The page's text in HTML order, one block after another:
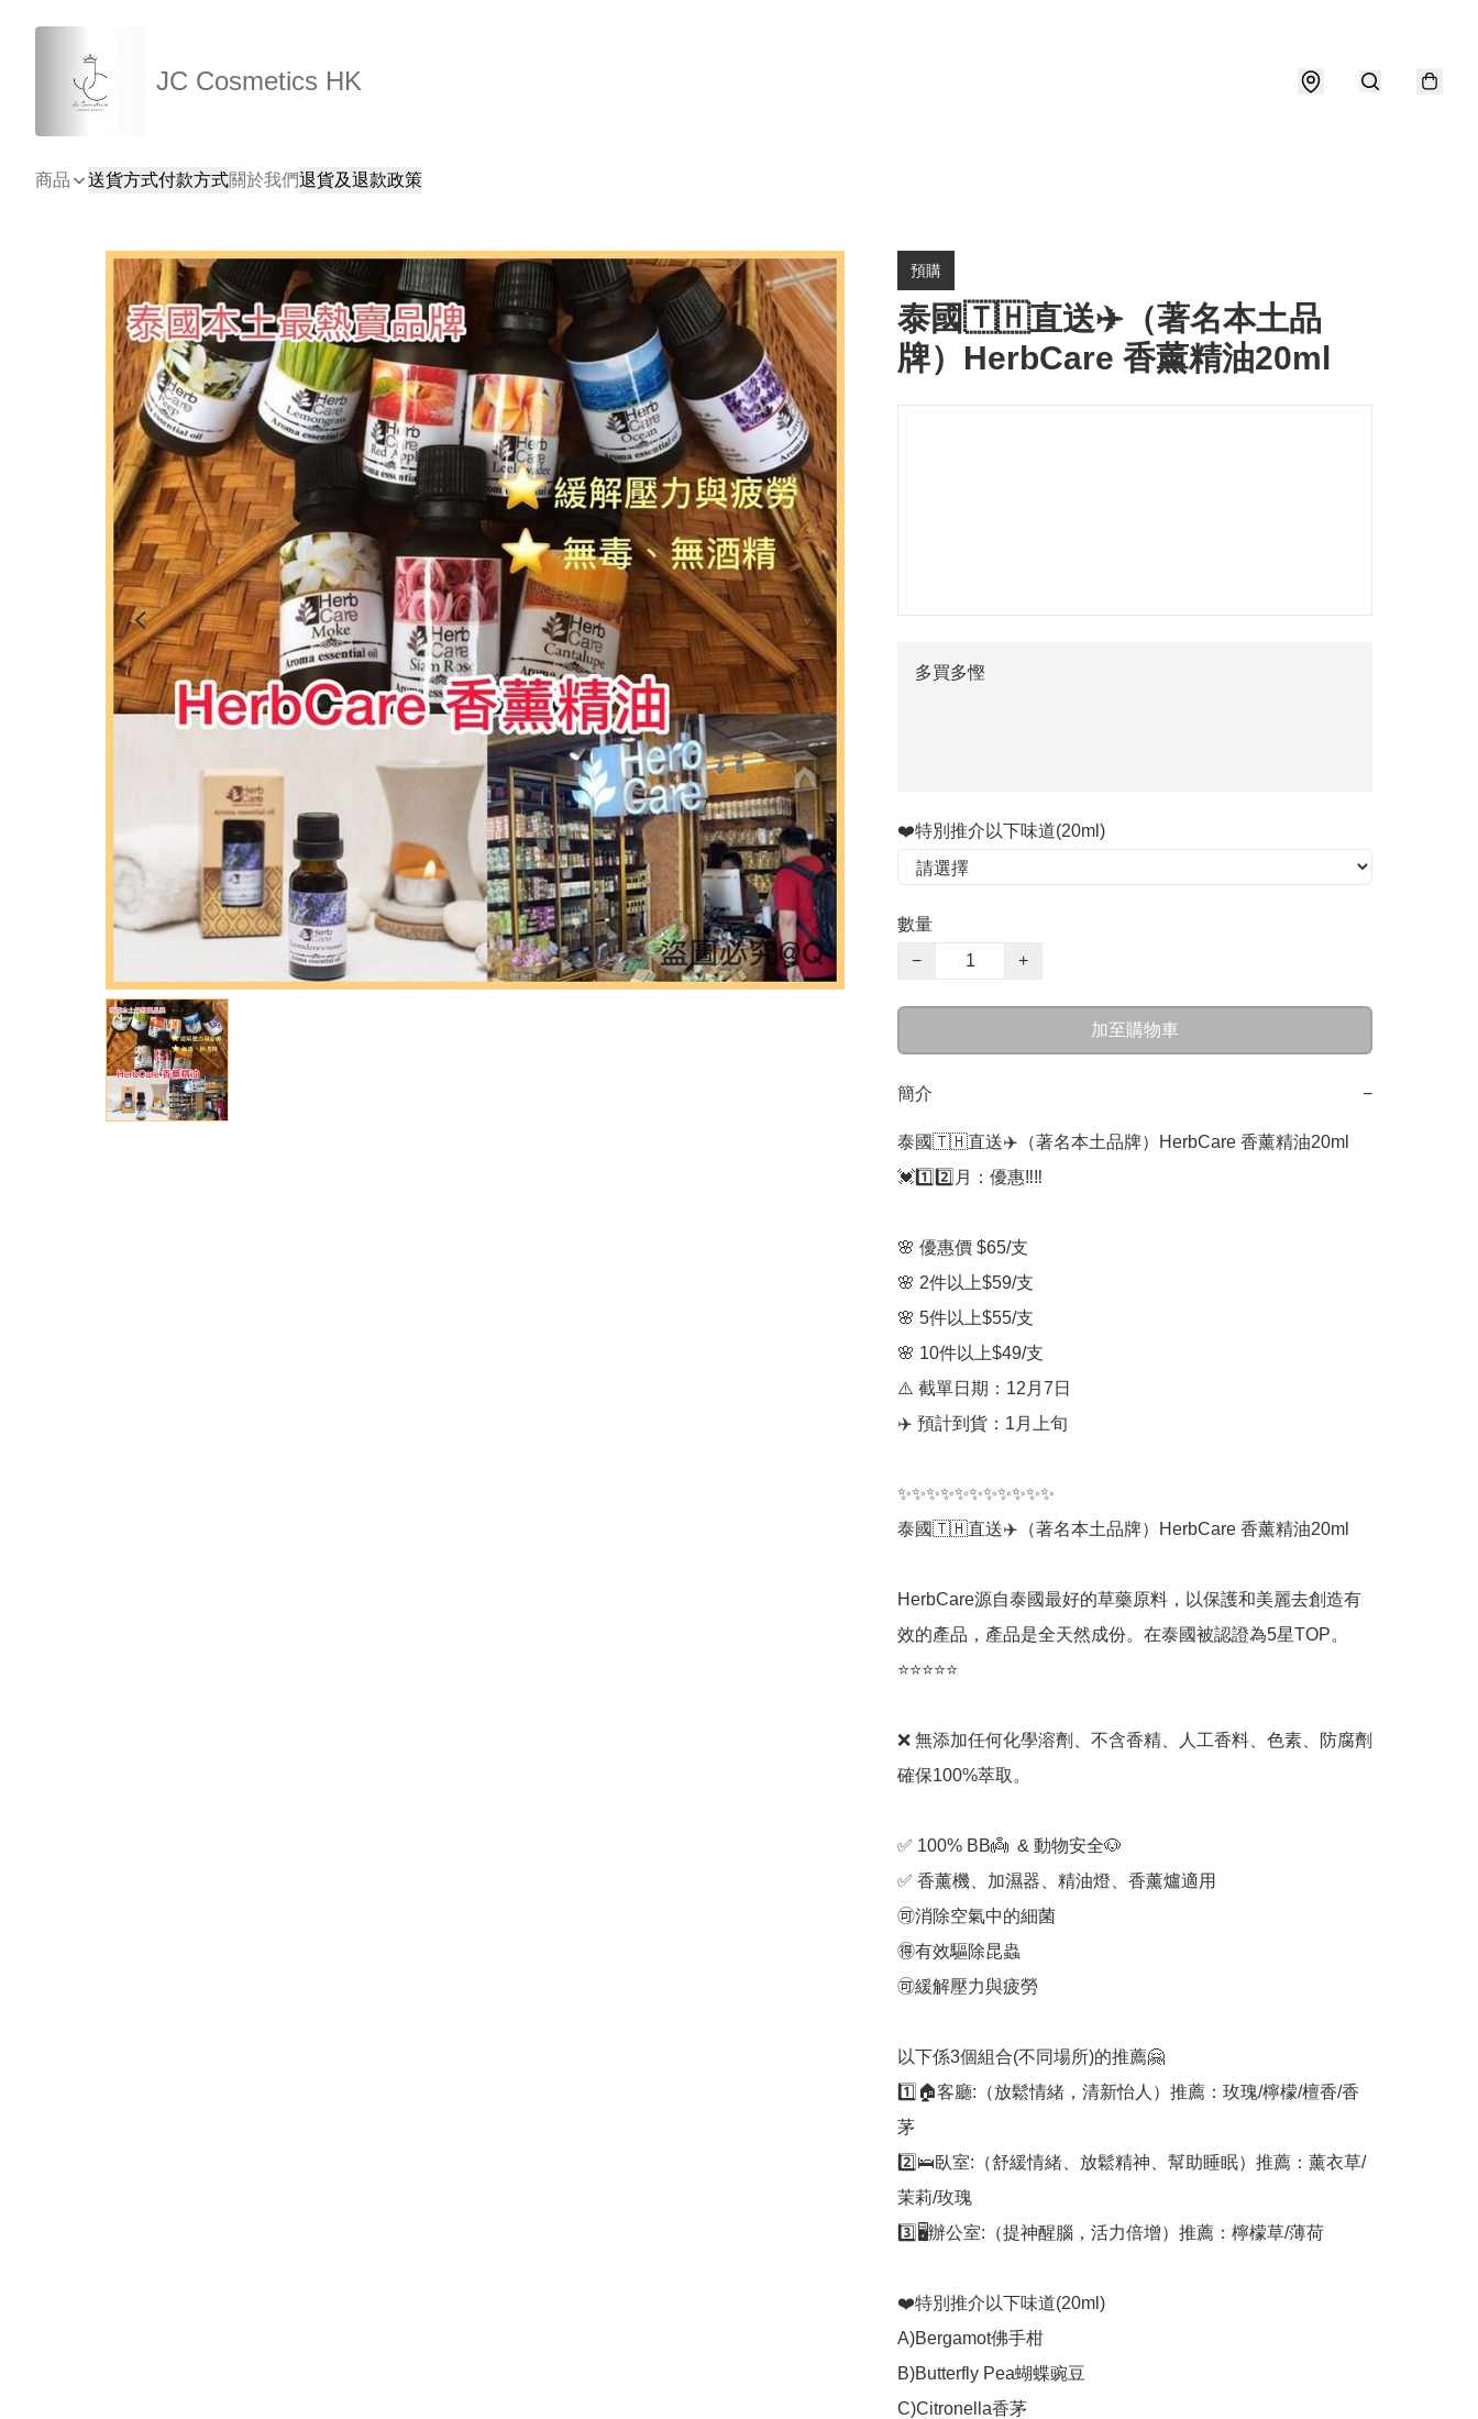
JC Cosmetics HK
商品 送貨方式付款方式關於我們退貨及退款政策
預購
泰國🇹🇭直送✈️（著名本土品
牌）HerbCare 香薰精油20ml
多買多慳
❤️特別推介以下味道(20ml)
數量
−
+
加至購物車
簡介 −
泰國🇹🇭直送✈️（著名本土品牌）HerbCare 香薰精油20ml
💓1️⃣2️⃣月：優惠‼️‼️
🌸 優惠價 $65/支
🌸 2件以上$59/支
🌸 5件以上$55/支
🌸 10件以上$49/支
⚠️ 截單日期：12月7日
✈️ 預計到貨：1月上旬
✨✨✨✨✨✨✨✨✨✨✨
泰國🇹🇭直送✈️（著名本土品牌）HerbCare 香薰精油20ml
HerbCare源自泰國最好的草藥原料，以保護和美麗去創造有
效的產品，產品是全天然成份。在泰國被認證為5星TOP。
⭐⭐⭐⭐⭐
❌ 無添加任何化學溶劑、不含香精、人工香料、色素、防腐劑
確保100%萃取。
✅ 100% BB👼  & 動物安全🐶
✅ 香薰機、加濕器、精油燈、香薰爐適用
🉑消除空氣中的細菌
🉐有效驅除昆蟲
🉑緩解壓力與疲勞
以下係3個組合(不同場所)的推薦🤗
1️⃣🏠客廳:（放鬆情緒，清新怡人）推薦：玫瑰/檸檬/檀香/香
茅
2️⃣🛌臥室:（舒緩情緒、放鬆精神、幫助睡眠）推薦：薰衣草/
茉莉/玫瑰
3️⃣🖥️辦公室:（提神醒腦，活力倍增）推薦：檸檬草/薄荷
❤️特別推介以下味道(20ml)
A)Bergamot佛手柑
B)Butterfly Pea蝴蝶豌豆
C)Citronella香茅